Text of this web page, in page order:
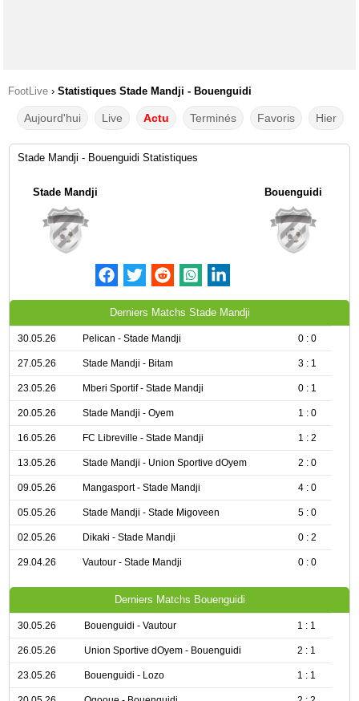
FootLive › Statistiques Stade Mandji - Bouenguidi
Aujourd'hui Live Actu Terminés Favoris Hier
Stade Mandji - Bouenguidi Statistiques
Stade Mandji Bouenguidi
Derniers Matchs Stade Mandji
30.05.26 Pelican - Stade Mandji 0 : 0
27.05.26 Stade Mandji - Bitam 3 : 1
23.05.26 Mberi Sportif - Stade Mandji 0 : 1
20.05.26 Stade Mandji - Oyem 1 : 0
16.05.26 FC Libreville - Stade Mandji 1 : 2
13.05.26 Stade Mandji - Union Sportive dOyem 2 : 0
09.05.26 Mangasport - Stade Mandji 4 : 0
05.05.26 Stade Mandji - Stade Migoveen 5 : 0
02.05.26 Dikaki - Stade Mandji 0 : 2
29.04.26 Vautour - Stade Mandji 0 : 0
Derniers Matchs Bouenguidi
30.05.26 Bouenguidi - Vautour 1 : 1
26.05.26 Union Sportive dOyem - Bouenguidi 2 : 1
23.05.26 Bouenguidi - Lozo 1 : 1